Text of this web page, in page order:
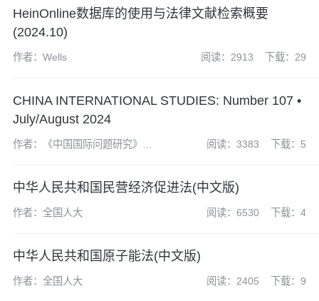
HeinOnline数据库的使用与法律文献检索概要
(2024.10)
作者：Wells 阅读：2913 下载：29
CHINA INTERNATIONAL STUDIES: Number 107 •
July/August 2024
作者：《中国国际问题研究》编
阅读：3383 下载：5
中华人民共和国民营经济促进法(中文版)
作者：全国人大 阅读：6530 下载：4
中华人民共和国原子能法(中文版)
作者：全国人大 阅读：2405 下载：9